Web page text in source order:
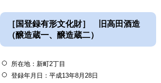
［国登録有形文化財］ 旧高田酒造
（醸造蔵一、醸造蔵二）
所在地：新町2丁目
登録年月日：平成13年8月28日